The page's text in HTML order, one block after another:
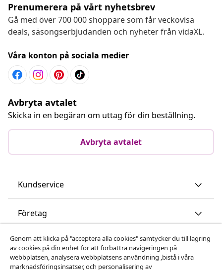
Prenumerera på vårt nyhetsbrev
Gå med över 700 000 shoppare som får veckovisa
deals, säsongserbjudanden och nyheter från vidaXL.
Våra konton på sociala medier
Avbryta avtalet
Skicka in en begäran om uttag för din beställning.
Avbryta avtalet
Kundservice
Företag
vidaXL
Genom att klicka på "acceptera alla cookies" samtycker du till lagring
av cookies på din enhet för att förbättra navigeringen på
webbplatsen, analysera webbplatsens användning ,bistå i våra
marknadsföringsinsatser, och personalisering av